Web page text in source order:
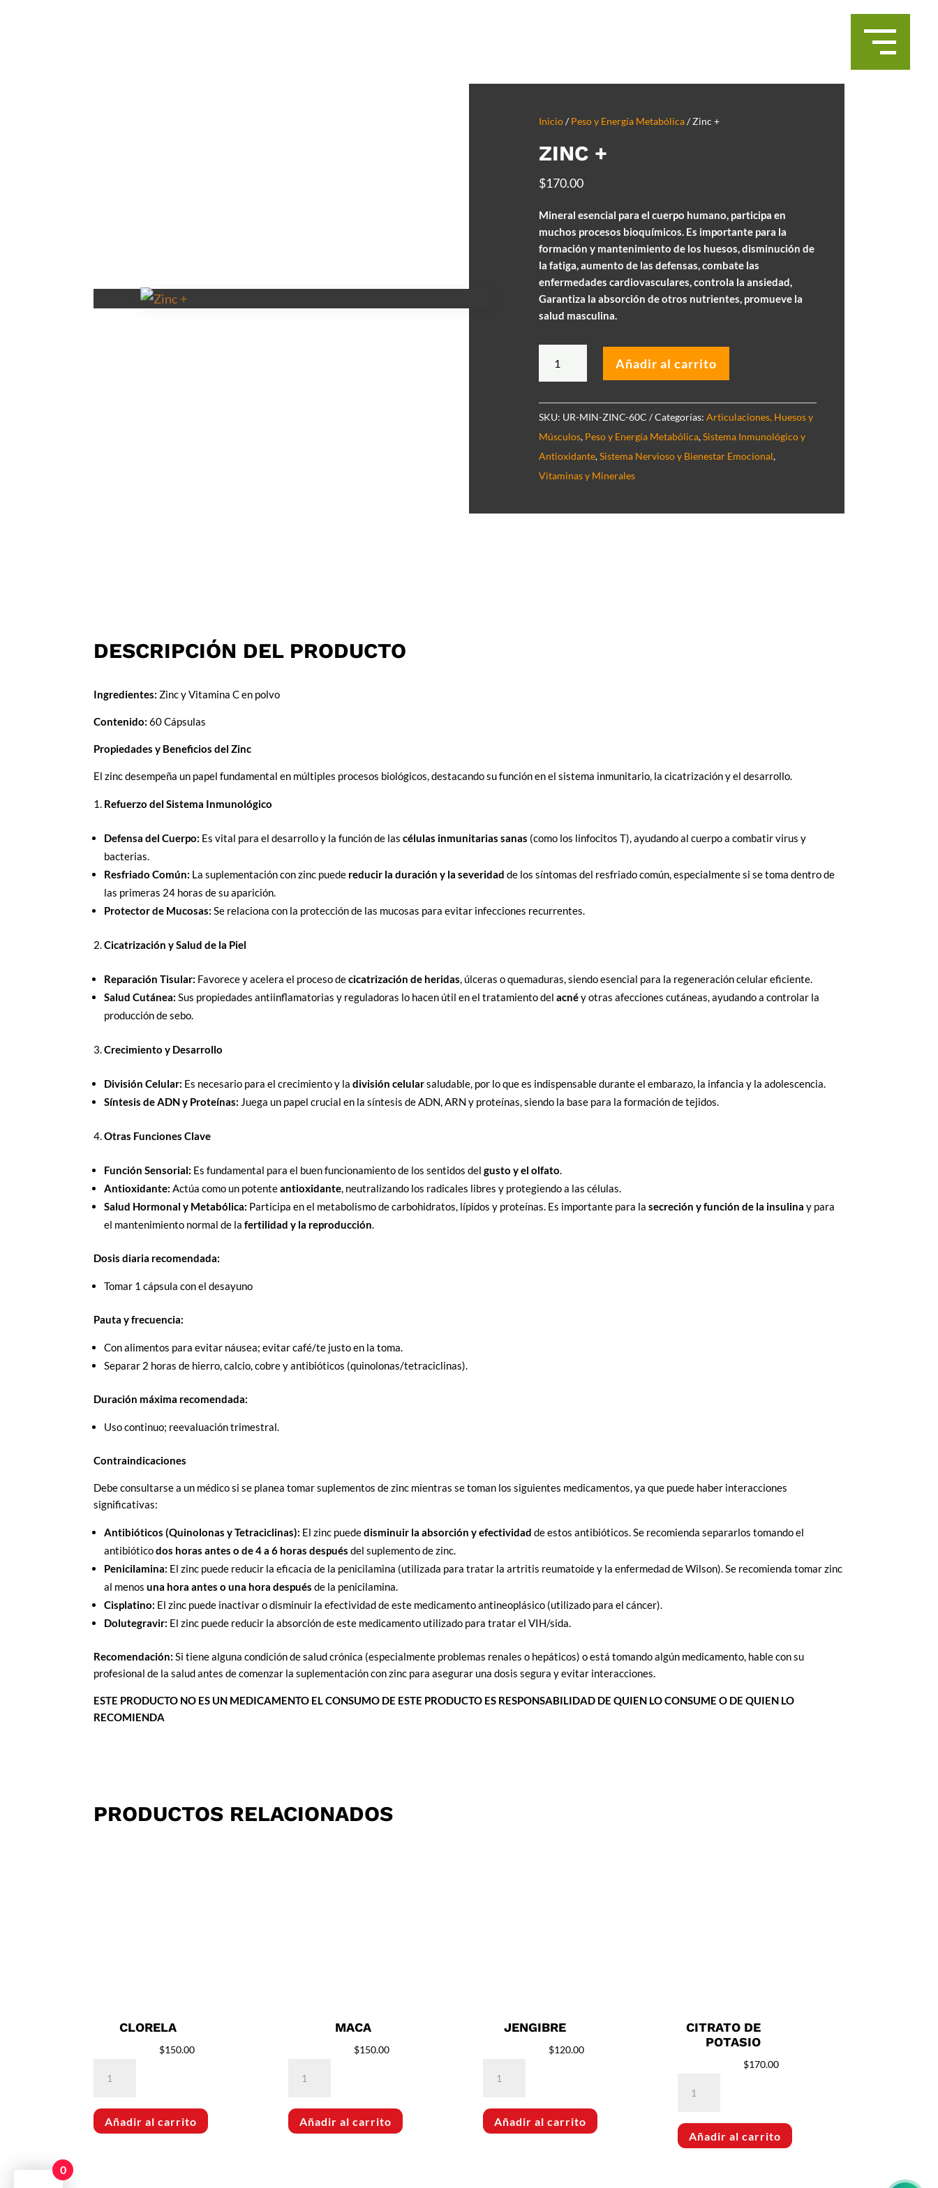
Inicio/ Peso y Energía Metabólica/ Zinc +
ZINC +
$170.00
Mineral esencial para el cuerpo humano, participa en
muchos procesos bioquímicos. Es importante para la
formación y mantenimiento de los huesos, disminución de
la fatiga, aumento de las defensas, combate las
enfermedades cardiovasculares, controla la ansiedad,
Garantiza la absorción de otros nutrientes, promueve la
salud masculina.
Añadir al carrito
SKU: UR-MIN-ZINC-60C Categorías: Articulaciones, Huesos y
Músculos, Peso y Energía Metabólica,Sistema Inmunológico y
Antioxidante,Sistema Nervioso y Bienestar Emocional,
Vitaminas y Minerales
DESCRIPCIÓN DEL PRODUCTO
Ingredientes: Zinc y Vitamina C en polvo
Contenido: 60 Cápsulas
Propiedades y Beneficios del Zinc
El zinc desempeña un papel fundamental en múltiples procesos biológicos, destacando su función en el sistema inmunitario, la cicatrización y el desarrollo.
Refuerzo del Sistema Inmunológico
Defensa del Cuerpo: Es vital para el desarrollo y la función de lascélulas inmunitarias sanas (como los linfocitos T), ayudando al cuerpo a combatir virus y
bacterias.
Resfriado Común: La suplementación con zinc puede reducir la duración y la severidad de los síntomas del resfriado común, especialmente si se toma dentro de
las primeras 24 horas de su aparición.
Protector de Mucosas: Se relaciona con la protección de las mucosas para evitar infecciones recurrentes.
Cicatrización y Salud de la Piel
Reparación Tisular: Favorece y acelera el proceso decicatrización de heridas, úlceras o quemaduras, siendo esencial para la regeneración celular eficiente.
Salud Cutánea: Sus propiedades antiinflamatorias y reguladoras lo hacen útil en el tratamiento delacnéy otras afecciones cutáneas, ayudando a controlar la
producción de sebo.
Crecimiento y Desarrollo
División Celular: Es necesario para el crecimiento y ladivisión celularsaludable, por lo que es indispensable durante el embarazo, la infancia y la adolescencia.
Síntesis de ADN y Proteínas: Juega un papel crucial en la síntesis de ADN, ARN y proteínas, siendo la base para la formación de tejidos.
Otras Funciones Clave
Función Sensorial: Es fundamental para el buen funcionamiento de los sentidos delgusto y el olfato.
Antioxidante: Actúa como un potenteantioxidante, neutralizando los radicales libres y protegiendo a las células.
Salud Hormonal y Metabólica: Participa en el metabolismo de carbohidratos, lípidos y proteínas. Es importante para lasecreción y función de la insulina y para
el mantenimiento normal de lafertilidad y la reproducción.
Dosis diaria recomendada:
Tomar 1 cápsula con el desayuno
Pauta y frecuencia:
Con alimentos para evitar náusea; evitar café/te justo en la toma.
Separar 2 horas de hierro, calcio, cobre y antibióticos (quinolonas/tetraciclinas).
Duración máxima recomendada:
Uso continuo; reevaluación trimestral.
Contraindicaciones
Debe consultarse a un médico si se planea tomar suplementos de zinc mientras se toman los siguientes medicamentos, ya que puede haber interacciones
significativas:
Antibióticos (Quinolonas y Tetraciclinas): El zinc puededisminuir la absorción y efectividad de estos antibióticos. Se recomienda separarlos tomando el
antibióticodos horas antes o de 4 a 6 horas después del suplemento de zinc.
Penicilamina: El zinc puede reducir la eficacia de la penicilamina (utilizada para tratar la artritis reumatoide y la enfermedad de Wilson). Se recomienda tomar zinc
al menosuna hora antes o una hora después de la penicilamina.
Cisplatino: El zinc puede inactivar o disminuir la efectividad de este medicamento antineoplásico (utilizado para el cáncer).
Dolutegravir: El zinc puede reducir la absorción de este medicamento utilizado para tratar el VIH/sida.
Recomendación: Si tiene alguna condición de salud crónica (especialmente problemas renales o hepáticos) o está tomando algún medicamento, hable con su
profesional de la salud antes de comenzar la suplementación con zinc para asegurar una dosis segura y evitar interacciones.
ESTE PRODUCTO NO ES UN MEDICAMENTO EL CONSUMO DE ESTE PRODUCTO ES RESPONSABILIDAD DE QUIEN LO CONSUME O DE QUIEN LO
RECOMIENDA
PRODUCTOS RELACIONADOS
CLORELA
$150.00
cantidad
Añadir al carrito
MACA
$150.00
cantidad
Añadir al carrito
JENGIBRE
$120.00
cantidad
Añadir al carrito
CITRATO DE
POTASIO
$170.00
cantidad
Añadir al carrito
0